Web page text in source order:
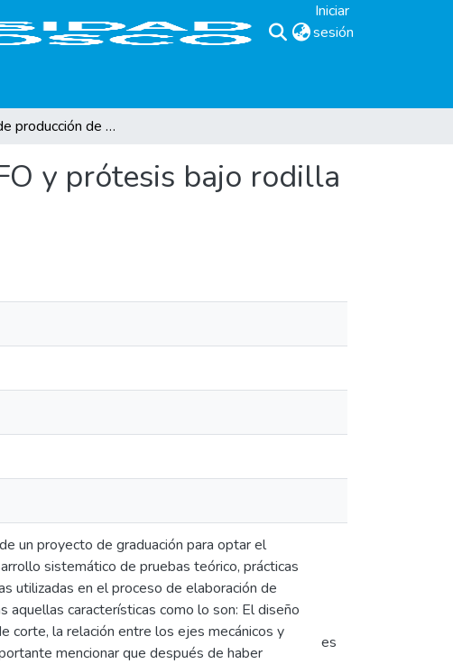
Iniciar
sesión
Proceso de producción de ortesis larga tipo KAFO y prótesis bajo rodilla tipo PTS
y prótesis bajo rodilla
un proyecto de graduación para optar el
sistemático de pruebas teórico, prácticas
utilizadas en el proceso de elaboración de
aquellas características como lo son: El diseño
corte, la relación entre los ejes mecánicos y
mencionar que después de haber
es